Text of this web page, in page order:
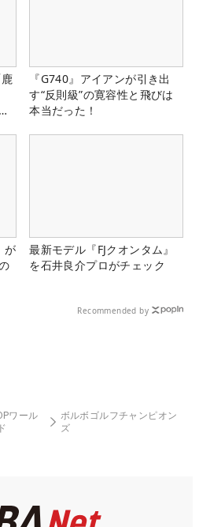
『G740』アイアンが引き出
す“反則級”の寛容性と飛びは
本当だった！
が
最新モデル『FJクオンタム』
を石井良介プロがチェック
Recommended by
ワール
ド
ボルボゴルフチャンピオン
ズ